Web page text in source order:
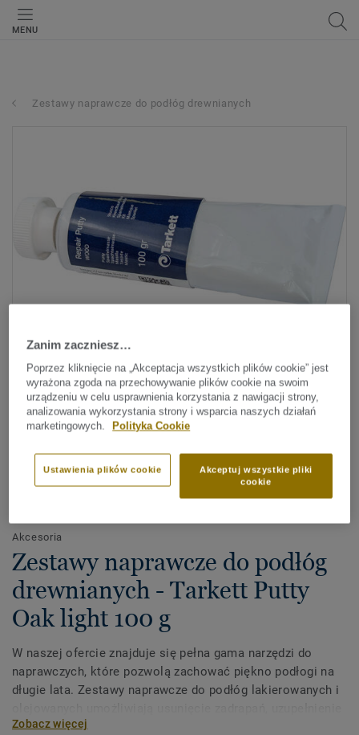
MENU
Zestawy naprawcze do podłóg drewnianych
Sprawdź wszystkie wzory (21)
Akcesoria
Zestawy naprawcze do podłóg
drewnianych - Tarkett Putty
Oak light 100 g
W naszej ofercie znajduje się pełna gama narzędzi do
naprawczych, które pozwolą zachować piękno podłogi na
długie lata. Zestawy naprawcze do podłóg lakierowanych i
ich idealnym odcieniem oraz zabezpieczenie warstwą
Zobacz więcej
Zanim zaczniesz…
Poprzez kliknięcie na „Akceptacja wszystkich plików cookie” jest
wyrażona zgoda na przechowywanie plików cookie na swoim
urządzeniu w celu usprawnienia korzystania z nawigacji strony,
analizowania wykorzystania strony i wsparcia naszych działań
marketingowych.
Polityka Cookie
Akceptuj wszystkie pliki
cookie
Ustawienia plików cookie